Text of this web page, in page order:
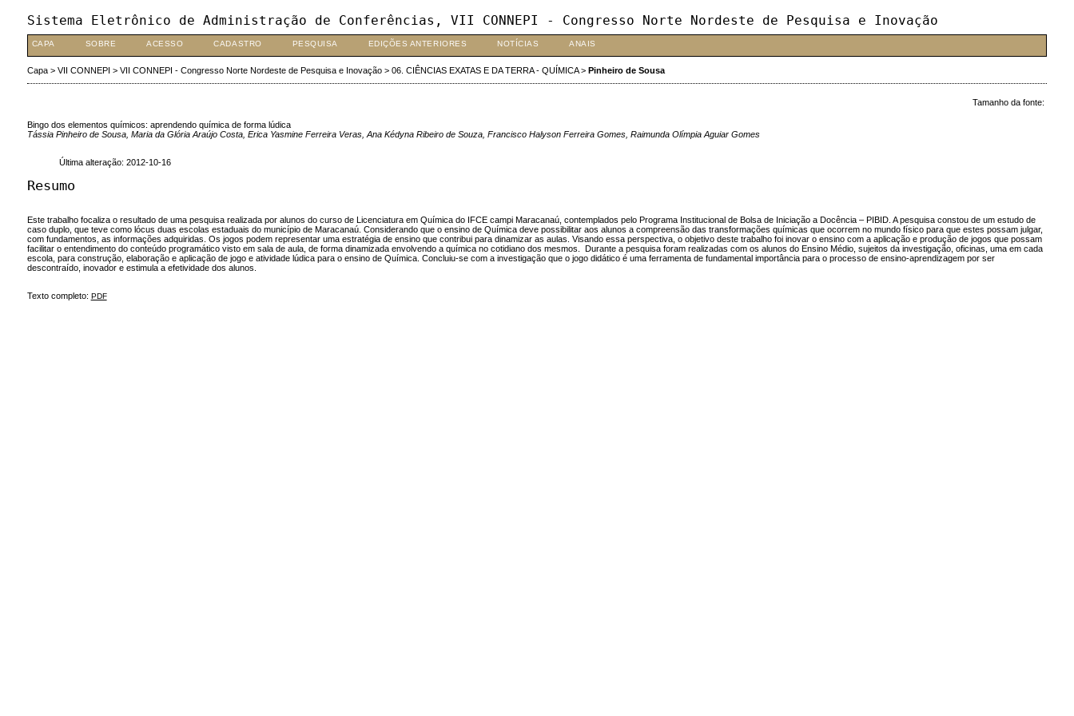
Sistema Eletrônico de Administração de Conferências, VII CONNEPI - Congresso Norte Nordeste de Pesquisa e Inovação
CAPA SOBRE ACESSO CADASTRO PESQUISA EDIÇÕES ANTERIORES NOTÍCIAS ANAIS
Capa> VII CONNEPI > VII CONNEPI - Congresso Norte Nordeste de Pesquisa e Inovação> 06. CIÊNCIAS EXATAS E DA TERRA - QUÍMICA> Pinheiro de Sousa
Tamanho da fonte:
Bingo dos elementos químicos: aprendendo química de forma lúdica
Tássia Pinheiro de Sousa, Maria da Glória Araújo Costa, Erica Yasmine Ferreira Veras, Ana Kédyna Ribeiro de Souza, Francisco Halyson Ferreira Gomes, Raimunda Olímpia Aguiar Gomes
Última alteração: 2012-10-16
Resumo
Este trabalho focaliza o resultado de uma pesquisa realizada por alunos do curso de Licenciatura em Química do IFCE campi Maracanaú, contemplados pelo Programa Institucional de Bolsa de Iniciação a Docência – PIBID. A pesquisa constou de um estudo de
caso duplo, que teve como lócus duas escolas estaduais do município de Maracanaú. Considerando que o ensino de Química deve possibilitar aos alunos a compreensão das transformações químicas que ocorrem no mundo físico para que estes possam julgar,
com fundamentos, as informações adquiridas. Os jogos podem representar uma estratégia de ensino que contribui para dinamizar as aulas. Visando essa perspectiva, o objetivo deste trabalho foi inovar o ensino com a aplicação e produção de jogos que possam
facilitar o entendimento do conteúdo programático visto em sala de aula, de forma dinamizada envolvendo a química no cotidiano dos mesmos. Durante a pesquisa foram realizadas com os alunos do Ensino Médio, sujeitos da investigação, oficinas, uma em cada
escola, para construção, elaboração e aplicação de jogo e atividade lúdica para o ensino de Química. Concluiu-se com a investigação que o jogo didático é uma ferramenta de fundamental importância para o processo de ensino-aprendizagem por ser
descontraído, inovador e estimula a efetividade dos alunos.
Texto completo: PDF